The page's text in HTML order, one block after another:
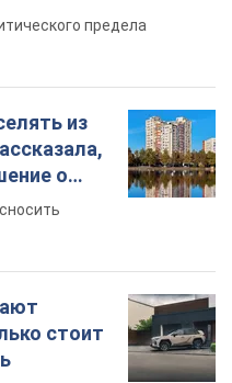
предела
из
о
стоит